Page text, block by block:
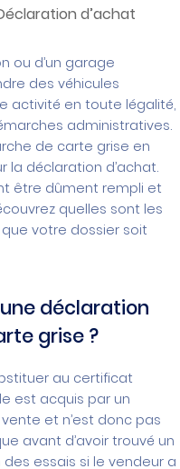
d’achat
ou d’un garage
des véhicules
activité en toute légalité,
administratives.
de carte grise en
la déclaration d’achat.
être dûment rempli et
quelles sont les
votre dossier soit
déclaration
grise ?
au certificat
est acquis par un
et n’est donc pas
avant d’avoir trouvé un
essais si le vendeur a